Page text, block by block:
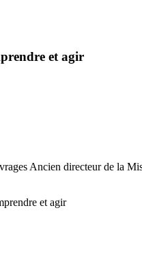
et agir
Ancien directeur de la
et agir